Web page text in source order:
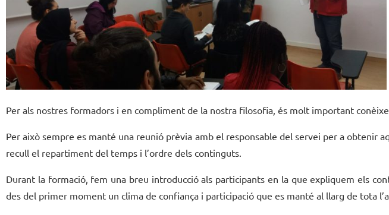
Per als nostres formadors i en compliment de la nostra filosofia, és molt important
Per això sempre es manté una reunió prèvia amb el responsable del servei per a obtenir
recull el repartiment del temps i l’ordre dels continguts.
Durant la formació, fem una breu introducció als participants en la que expliquem els
des del primer moment un clima de confiança i participació que es manté al llarg de tota